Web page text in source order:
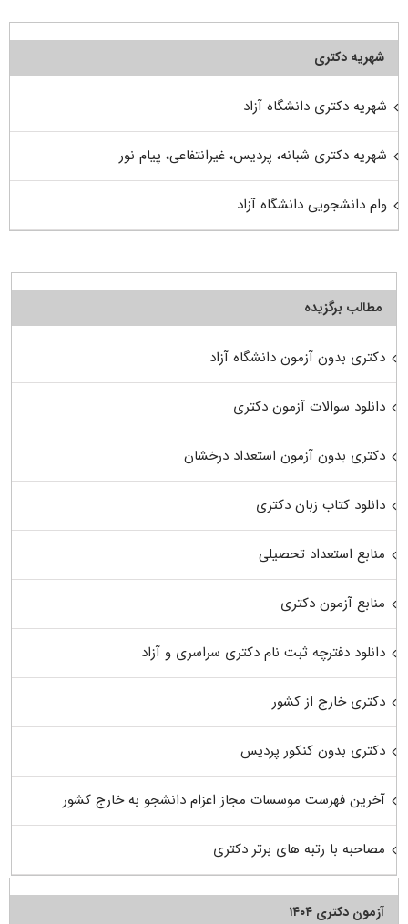
شهریه دکتری
شهریه دکتری دانشگاه آزاد
شهریه دکتری شبانه، پردیس، غیرانتفاعی، پیام نور
وام دانشجویی دانشگاه آزاد
مطالب برگزیده
دکتری بدون آزمون دانشگاه آزاد
دانلود سوالات آزمون دکتری
دکتری بدون آزمون استعداد درخشان
دانلود کتاب زبان دکتری
منابع استعداد تحصیلی
منابع آزمون دکتری
دانلود دفترچه ثبت نام دکتری سراسری و آزاد
دکتری خارج از کشور
دکتری بدون کنکور پردیس
آخرین فهرست موسسات مجاز اعزام دانشجو به خارج کشور
مصاحبه با رتبه های برتر دکتری
آزمون دکتری ۱۴۰۴